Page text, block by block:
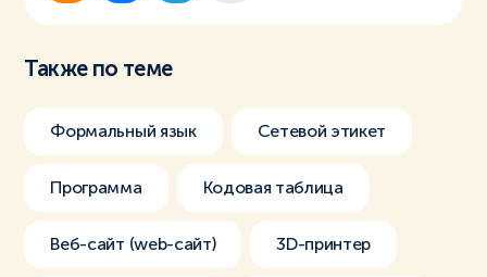
Также по теме
Формальный язык Сетевой этикет
Программа Кодовая таблица
Веб-сайт (web-сайт) 3D-принтер